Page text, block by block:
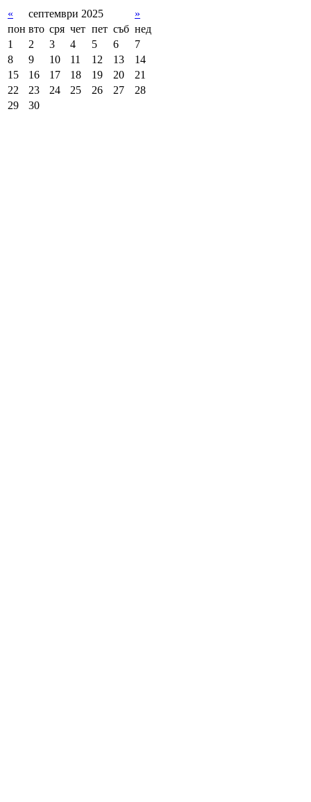
« септември 2025
»
пон вто сря чет пет съб нед
1
2 3 4 5 6
7
8
9 10 11 12 13
14
15
16 17 18 19 20
21
22
23 24 25 26 27
28
29
30